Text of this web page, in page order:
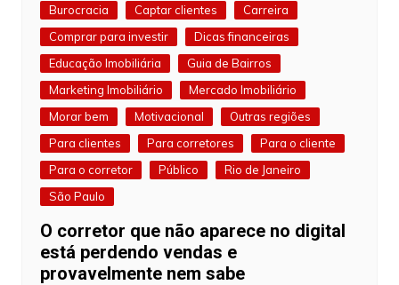
Burocracia
Captar clientes
Carreira
Comprar para investir
Dicas financeiras
Educação Imobiliária
Guia de Bairros
Marketing Imobiliário
Mercado Imobiliário
Morar bem
Motivacional
Outras regiões
Para clientes
Para corretores
Para o cliente
Para o corretor
Público
Rio de Janeiro
São Paulo
O corretor que não aparece no digital
está perdendo vendas e
provavelmente nem sabe